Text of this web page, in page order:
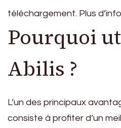
téléchargement. Plus
Pourquoi
Abilis ?
L’un des principaux
consiste à profiter d’un